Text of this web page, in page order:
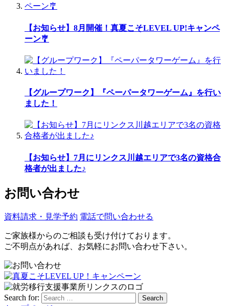
【お知らせ】8月開催！真夏こそLEVEL UP!キャンペ
ーン🎐
【グループワーク】『ペーパータワーゲーム』を行い
ました！
【お知らせ】7月にリンクス川越エリアで3名の資格合
格者が出ました♪
お問い合わせ
資料請求・見学予約 電話で問い合わせる
ご家族様からのご相談も受け付けております。
ご不明点があれば、お気軽にお問い合わせ下さい。
Search for: Search